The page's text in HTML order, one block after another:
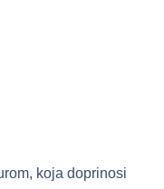
koja doprinosi